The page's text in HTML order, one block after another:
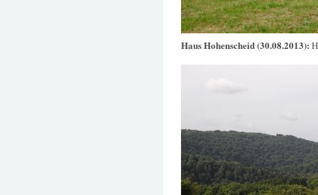
Haus Hohenscheid (30.08.2013):